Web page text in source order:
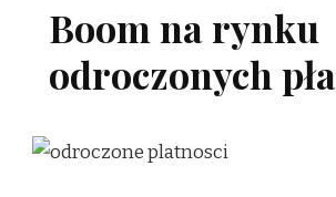
Boom na rynku
odroczonych